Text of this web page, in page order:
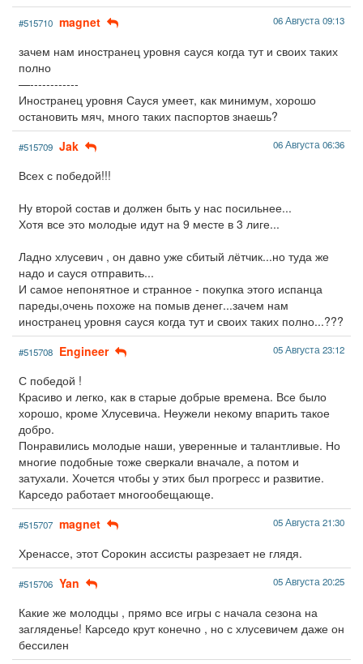
#515710 magnet 06 Августа 09:13
зачем нам иностранец уровня сауся когда тут и своих таких
полно
—------------
Иностранец уровня Сауся умеет, как минимум, хорошо
остановить мяч, много таких паспортов знаешь?
#515709 Jak 06 Августа 06:36
Всех с победой!!!
Ну второй состав и должен быть у нас посильнее...
Хотя все это молодые идут на 9 месте в 3 лиге...
Ладно хлусевич , он давно уже сбитый лётчик...но туда же
надо и сауся отправить...
И самое непонятное и странное - покупка этого испанца
пареды,очень похоже на помыв денег...зачем нам
иностранец уровня сауся когда тут и своих таких полно...???
#515708 Engineer 05 Августа 23:12
С победой !
Красиво и легко, как в старые добрые времена. Все было
хорошо, кроме Хлусевича. Неужели некому впарить такое
добро.
Понравились молодые наши, уверенные и талантливые. Но
многие подобные тоже сверкали вначале, а потом и
затухали. Хочется чтобы у этих был прогресс и развитие.
Карседо работает многообещающе.
#515707 magnet 05 Августа 21:30
Хренассе, этот Сорокин ассисты разрезает не глядя.
#515706 Yan 05 Августа 20:25
Какие же молодцы , прямо все игры с начала сезона на
загляденье! Карседо крут конечно , но с хлусевичем даже он
бессилен